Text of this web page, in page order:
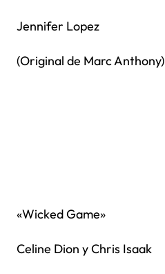
Jennifer Lopez
(Original de Marc Anthony)
«Wicked Game»
Celine Dion y Chris Isaak